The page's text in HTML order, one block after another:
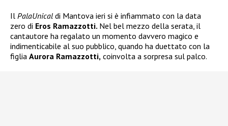
Il PalaUnical di Mantova ieri si è infiammato con la data
zero di Eros Ramazzotti. Nel bel mezzo della serata, il
cantautore ha regalato un momento davvero magico e
indimenticabile al suo pubblico, quando ha duettato con la
figlia Aurora Ramazzotti, coinvolta a sorpresa sul palco.